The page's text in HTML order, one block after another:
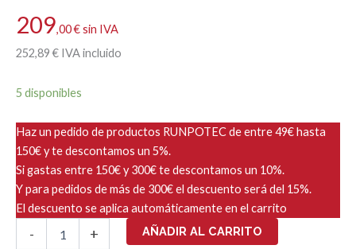
209,00€sin IVA
252,89 € IVA incluido
5 disponibles
Haz un pedido de productos RUNPOTEC de entre 49€ hasta
150€ y te descontamos un 5%.
Si gastas entre 150€ y 300€ te descontamos un 10%.
Y para pedidos de más de 300€ el descuento será del 15%.
El descuento se aplica automáticamente en el carrito
-
CON
+ AÑADIR AL CARRITO